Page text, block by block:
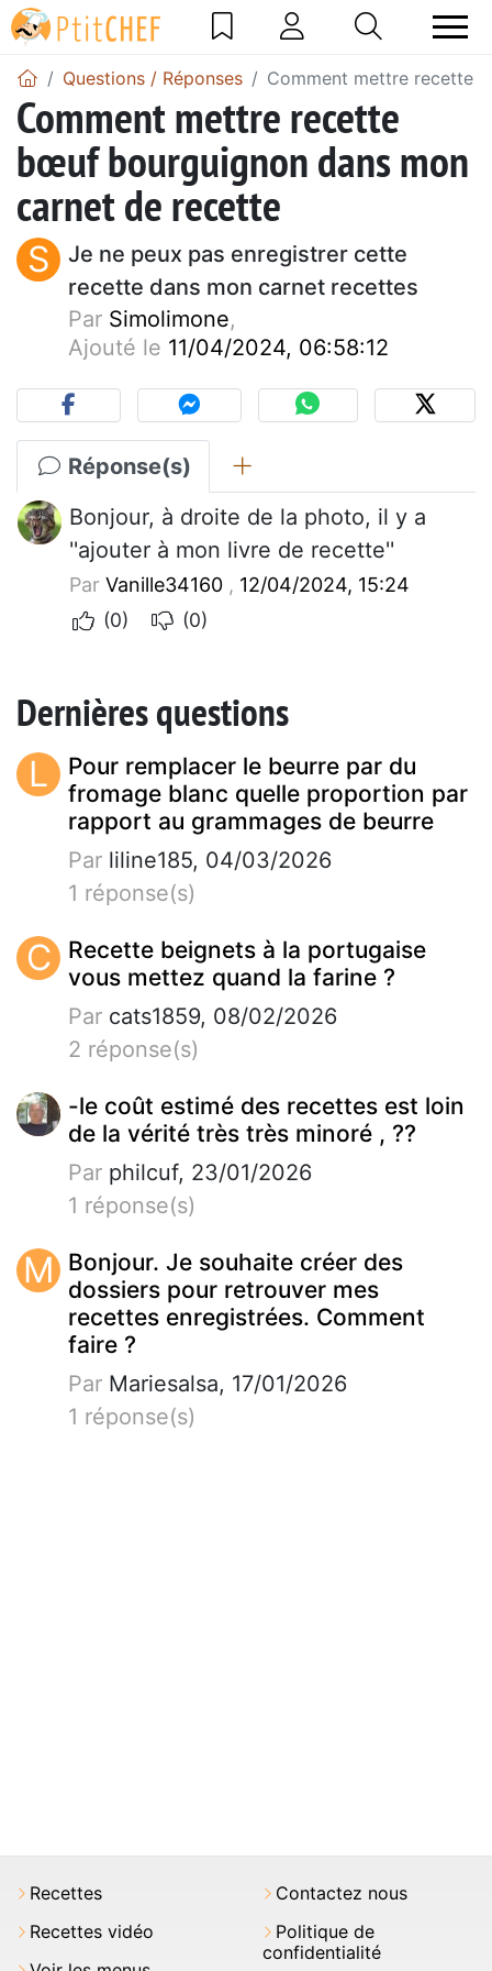
Questions / Réponses Comment mettre recette
Comment mettre recette
bœuf bourguignon dans mon
carnet de recette
S
Je ne peux pas enregistrer cette
recette dans mon carnet recettes
Par Simolimone,
Ajouté le 11/04/2024, 06:58:12
Réponse(s)
Bonjour, à droite de la photo, il y a
''ajouter à mon livre de recette''
Par Vanille34160 , 12/04/2024, 15:24
(0)
(0)
Dernières questions
L
Pour remplacer le beurre par du
fromage blanc quelle proportion par
rapport au grammages de beurre
Par liline185, 04/03/2026
1 réponse(s)
C
Recette beignets à la portugaise
vous mettez quand la farine ?
Par cats1859, 08/02/2026
2 réponse(s)
-le coût estimé des recettes est loin
de la vérité très très minoré , ??
Par philcuf, 23/01/2026
1 réponse(s)
M Bonjour. Je souhaite créer des
dossiers pour retrouver mes
recettes enregistrées. Comment
faire ?
Par Mariesalsa, 17/01/2026
1 réponse(s)
Recettes
Recettes vidéo
Contactez nous
Politique de
confidentialité